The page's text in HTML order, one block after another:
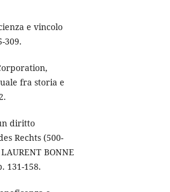
e vincolo
309.
fra storia e
diritto
Rechts (500-
BONNE
131-158.